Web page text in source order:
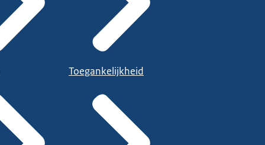
Toegankelijkheid